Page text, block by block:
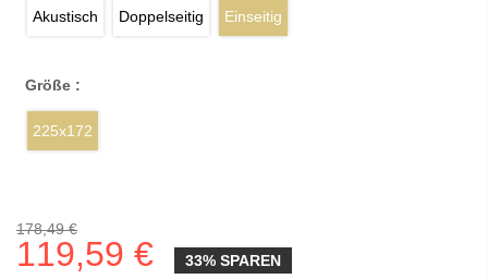
Akustisch Doppelseitig Einseitig
Größe :
225x172
178,49 €
119,59 € 33% SPAREN